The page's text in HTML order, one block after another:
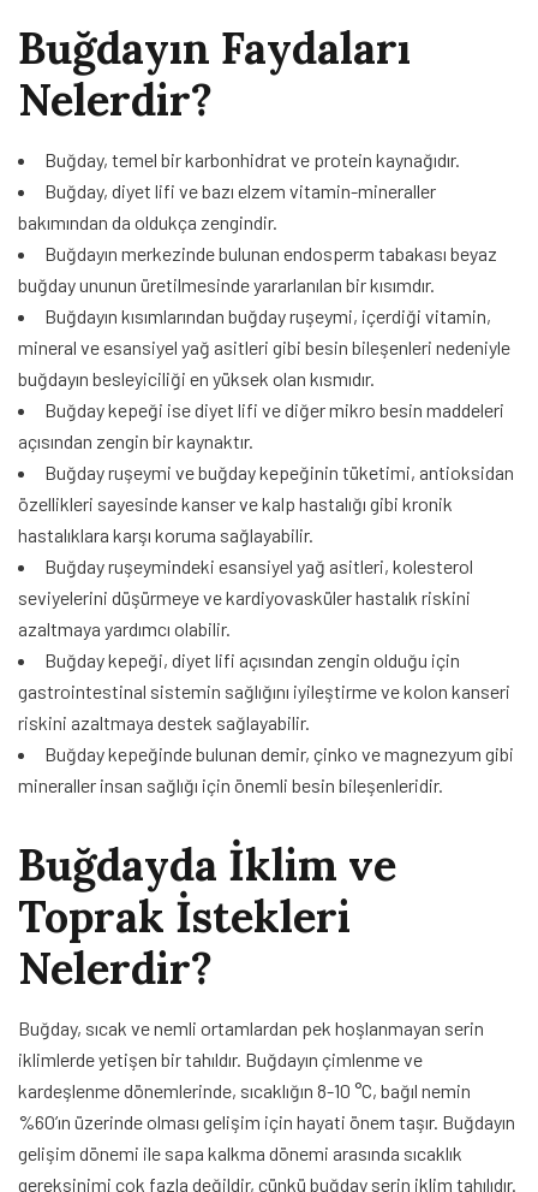
Buğdayın Faydaları
Nelerdir?
Buğday, temel bir karbonhidrat ve protein kaynağıdır.
Buğday, diyet lifi ve bazı elzem vitamin-mineraller
bakımından da oldukça zengindir.
Buğdayın merkezinde bulunan endosperm tabakası beyaz
buğday ununun üretilmesinde yararlanılan bir kısımdır.
Buğdayın kısımlarından buğday ruşeymi, içerdiği vitamin,
mineral ve esansiyel yağ asitleri gibi besin bileşenleri nedeniyle
buğdayın besleyiciliği en yüksek olan kısmıdır.
Buğday kepeği ise diyet lifi ve diğer mikro besin maddeleri
açısından zengin bir kaynaktır.
Buğday ruşeymi ve buğday kepeğinin tüketimi, antioksidan
özellikleri sayesinde kanser ve kalp hastalığı gibi kronik
hastalıklara karşı koruma sağlayabilir.
Buğday ruşeymindeki esansiyel yağ asitleri, kolesterol
seviyelerini düşürmeye ve kardiyovasküler hastalık riskini
azaltmaya yardımcı olabilir.
Buğday kepeği, diyet lifi açısından zengin olduğu için
gastrointestinal sistemin sağlığını iyileştirme ve kolon kanseri
riskini azaltmaya destek sağlayabilir.
Buğday kepeğinde bulunan demir, çinko ve magnezyum gibi
mineraller insan sağlığı için önemli besin bileşenleridir.
Buğdayda İklim ve
Toprak İstekleri
Nelerdir?
Buğday, sıcak ve nemli ortamlardan pek hoşlanmayan serin
iklimlerde yetişen bir tahıldır. Buğdayın çimlenme ve
kardeşlenme dönemlerinde, sıcaklığın 8-10 °C, bağıl nemin
%60’ın üzerinde olması gelişim için hayati önem taşır. Buğdayın
gelişim dönemi ile sapa kalkma dönemi arasında sıcaklık
gereksinimi çok fazla değildir, çünkü buğday serin iklim tahılıdır.